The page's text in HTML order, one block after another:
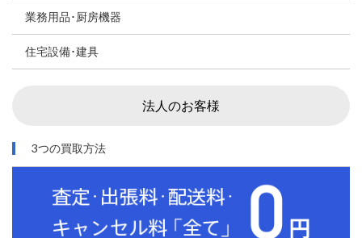
業務用品･厨房機器
住宅設備･建具
法人のお客様
3つの買取方法